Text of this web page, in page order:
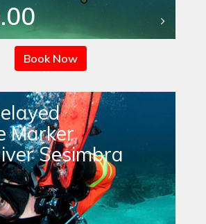
Book Now
Marker
Sesimbra